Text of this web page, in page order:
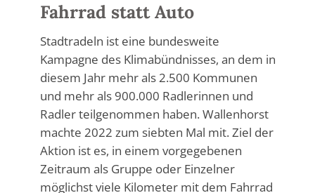
Fahrrad statt Auto
Stadtradeln ist eine bundesweite
Kampagne des Klimabündnisses, an dem in
diesem Jahr mehr als 2.500 Kommunen
und mehr als 900.000 Radlerinnen und
Radler teilgenommen haben. Wallenhorst
machte 2022 zum siebten Mal mit. Ziel der
Aktion ist es, in einem vorgegebenen
Zeitraum als Gruppe oder Einzelner
möglichst viele Kilometer mit dem Fahrrad